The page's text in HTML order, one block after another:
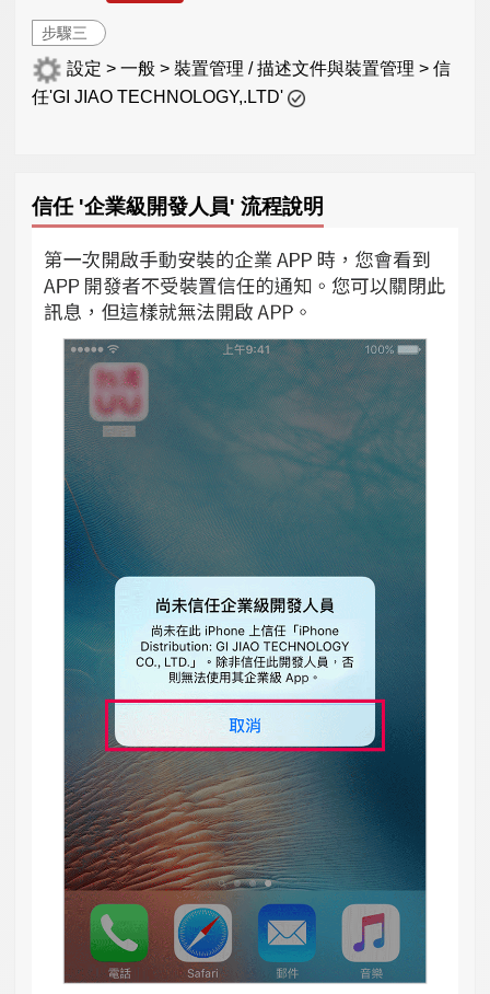
步驟三
設定 > 一般 > 裝置管理 / 描述文件與裝置管理 > 信
任'GI JIAO TECHNOLOGY,.LTD'
信任 '企業級開發人員' 流程說明